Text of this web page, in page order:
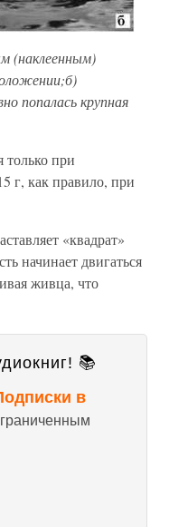
(наклеенным)
попалась крупная
только при
г, как правило, при
«квадрат»
начинает двигаться
живца, что
📚
в